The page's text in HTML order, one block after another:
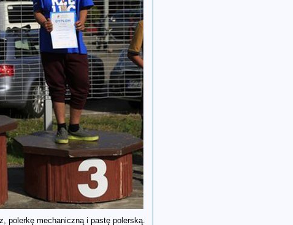
polerkę mechaniczną i pastę polerską.